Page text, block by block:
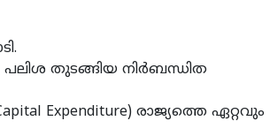
തുടങ്ങിയ നിര്‍ബന്ധിത
Expenditure) രാജ്യത്തെ ഏറ്റവും